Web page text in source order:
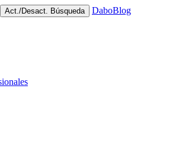
Act./Desact. Búsqueda DaboBlog